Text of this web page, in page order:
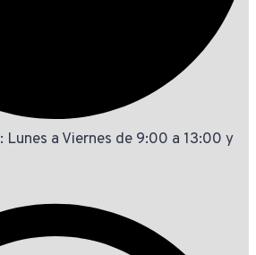
: Lunes a Viernes de 9:00 a 13:00 y